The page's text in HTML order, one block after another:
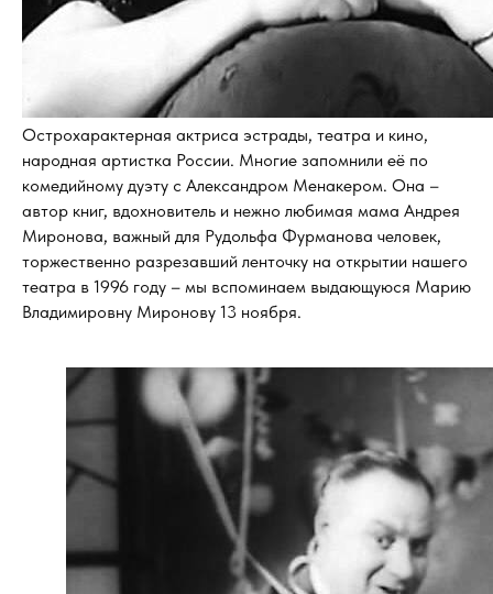
Острохарактерная актриса эстрады, театра и кино,
народная артистка России. Многие запомнили её по
комедийному дуэту с Александром Менакером. Она –
автор книг, вдохновитель и нежно любимая мама Андрея
Миронова, важный для Рудольфа Фурманова человек,
торжественно разрезавший ленточку на открытии нашего
театра в 1996 году – мы вспоминаем выдающуюся Марию
Владимировну Миронову 13 ноября.